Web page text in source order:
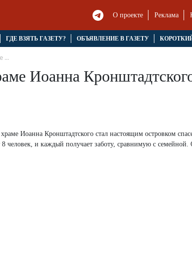
О проекте Реклама
ГДЕ ВЗЯТЬ ГАЗЕТУ? ОБЪЯВЛЕНИЕ В ГАЗЕТУ
...
Иоанна
Иоанна Кронштадтского стал настоящим островком
и каждый получает заботу, сравнимую с семейной.